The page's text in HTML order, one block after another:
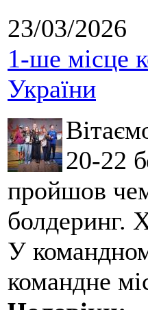
23/03/2026
1-ше місце
України
20-22
пройшов
болдеринг.
У
командне